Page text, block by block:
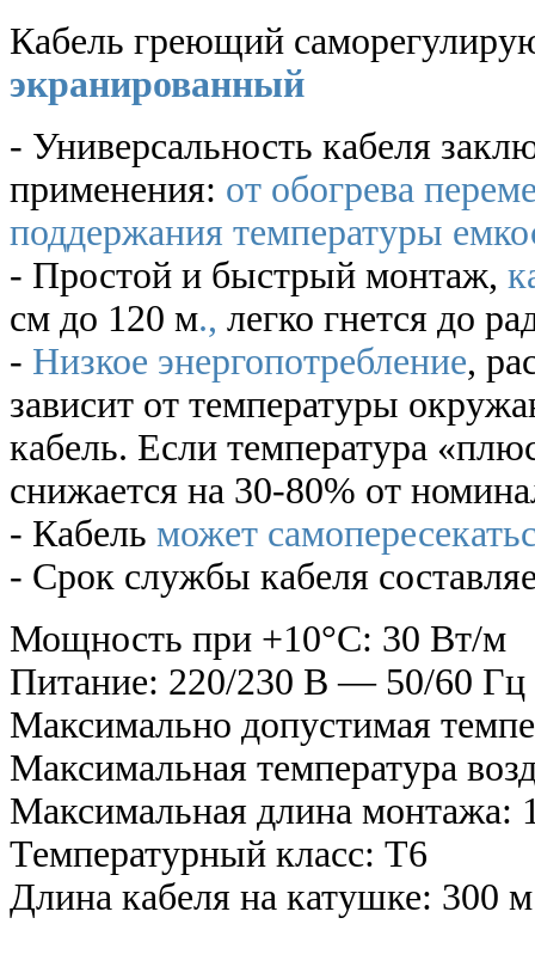
Кабель греющий
экранированный
- Универсальность кабеля
применения: от обогрева
поддержания температуры
- Простой и быстрый монтаж,
см до 120 м., легко гнется до
- Низкое энергопотребление,
зависит от температуры
кабель. Если температура
снижается на 30-80% от
- Кабель может
- Срок службы кабеля
Мощность при +10°С: 30 Вт/м
Питание: 220/230 В — 50/60 Гц
Максимально допустимая
Максимальная температура
Максимальная длина монтажа:
Температурный класс: T6
Длина кабеля на катушке: 300 м